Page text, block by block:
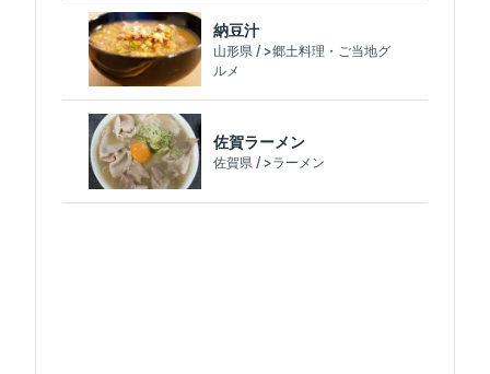
納豆汁
山形県 / >郷土料理・ご当地グ
ルメ
佐賀ラーメン
佐賀県 / >ラーメン